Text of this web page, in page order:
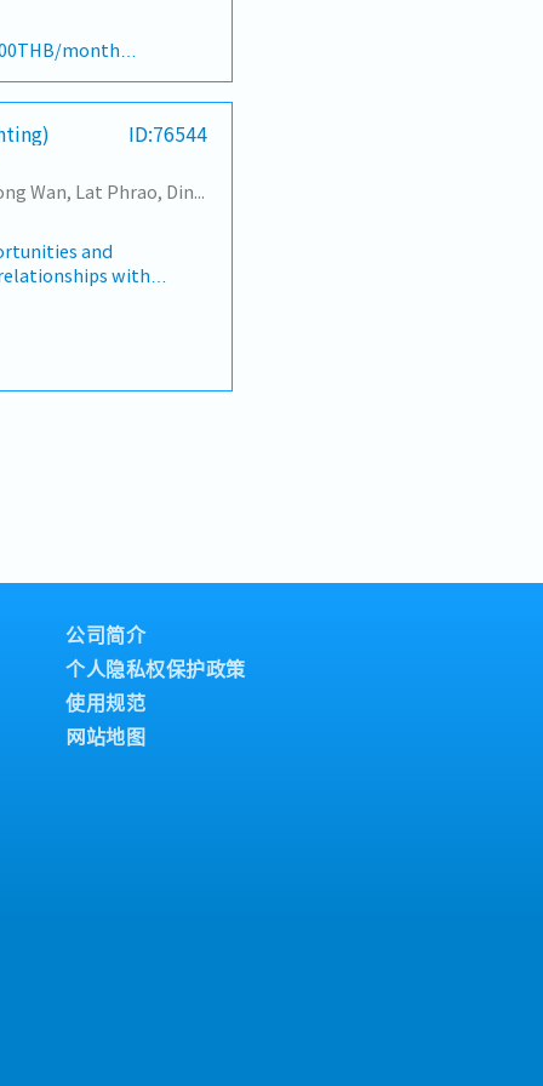
etc.)- New
documents, PO,
training about the
Sales Manager
month
performance)
parent
as employee ID:76544
Changwattana - Ngam Wong Wan, Lat Phrao, Din Daeng/Vibhavadi/Don Muang, Sai Mai, Lak Si
and
with
Visit
requirements
solutions.-
and product
information.-
market
公司简介
个人隐私权保护政策
使用规范
网站地图